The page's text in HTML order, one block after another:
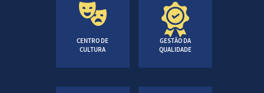
CENTRO DE
CULTURA
GESTÃO DA
QUALIDADE